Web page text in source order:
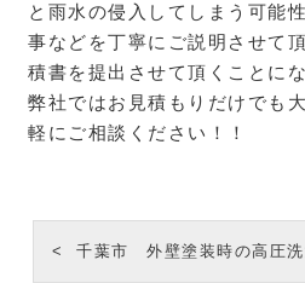
と雨水の侵入してしまう可能
事などを丁寧にご説明させて
積書を提出させて頂くことに
弊社ではお見積もりだけでも
軽にご相談ください！！
千葉市 外壁塗装時の高圧